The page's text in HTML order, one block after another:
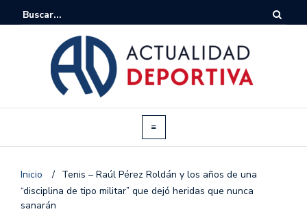
Inicio / Tenis – Raúl Pérez Roldán y los años de una
“disciplina de tipo militar” que dejó heridas que nunca
sanarán